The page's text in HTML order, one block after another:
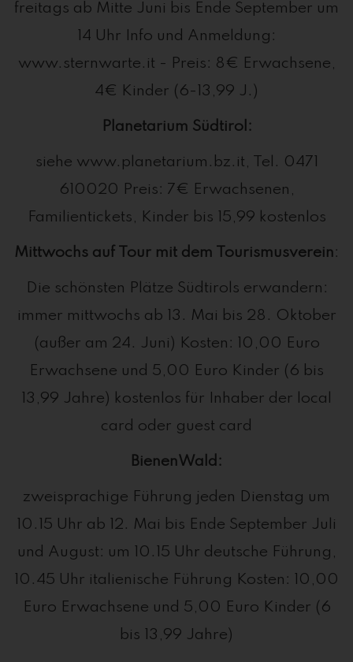
freitags ab Mitte Juni bis Ende September um
14 Uhr Info und Anmeldung:
www.sternwarte.it - Preis: 8€ Erwachsene,
4€ Kinder (6-13,99 J.)
Planetarium Südtirol:
siehe www.planetarium.bz.it, Tel. 0471
610020 Preis: 7€ Erwachsenen,
Familientickets, Kinder bis 15,99 kostenlos
Mittwochs auf Tour mit dem Tourismusverein :
Die schönsten Plätze Südtirols erwandern:
immer mittwochs ab 13. Mai bis 28. Oktober
(außer am 24. Juni) Kosten: 10,00 Euro
Erwachsene und 5,00 Euro Kinder (6 bis
13,99 Jahre) kostenlos für Inhaber der local
card oder guest card
BienenWald:
zweisprachige Führung jeden Dienstag um
10.15 Uhr ab 12. Mai bis Ende September Juli
und August: um 10.15 Uhr deutsche Führung,
10.45 Uhr italienische Führung Kosten: 10,00
Euro Erwachsene und 5,00 Euro Kinder (6
bis 13,99 Jahre)